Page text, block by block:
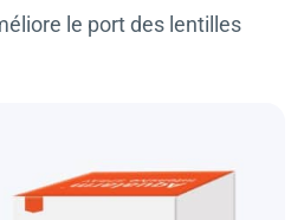
le port des lentilles